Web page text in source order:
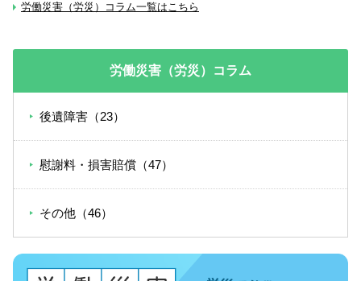
労働災害（労災）コラム一覧はこちら
労働災害（労災）コラム
後遺障害（23）
慰謝料・損害賠償（47）
その他（46）